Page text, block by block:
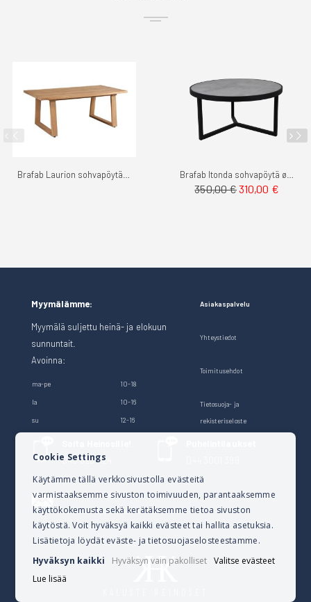
350,00 €Tarjoushinta
310,00 €
Myymälämme:
Myymälä suljettu heinä- ja elokuun
sunnuntait.
Avoinna:
ma-pe 10-18
la 10-16
su 12-16
Asiakaspalvelu
Yhteystiedot
Toimitusehdot
Tietosuoja- ja
rekisteriseloste
040 528 1124
Lähetä sähköpostia
verkkokauppa@kalusteheinoset.fi
Cookie Settings
Käytämme tällä verkkosivustolla evästeitä
varmistaaksemme sivuston toimivuuden, parantaaksemme
käyttökokemusta sekä kerätäksemme tietoa sivuston
käytöstä. Voit hyväksyä kaikki evästeet tai hallita asetuksia.
Lisätietoja löydät eväste- ja tietosuojaselosteestamme.
Hyväksyn kaikki
Hyväksyn vain pakolliset
Valitse evästeet
Lue lisää